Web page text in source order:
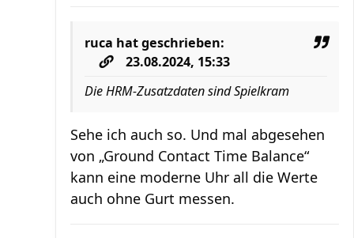
ruca hat geschrieben:
23.08.2024, 15:33
Die HRM-Zusatzdaten sind Spielkram
Sehe ich auch so. Und mal abgesehen
von „Ground Contact Time Balance“
kann eine moderne Uhr all die Werte
auch ohne Gurt messen.